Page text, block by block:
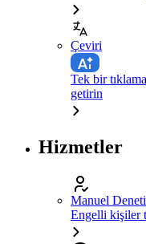
Çeviri
Tek bir
getirin
Hizmetler
Manuel
Engelli kişiler